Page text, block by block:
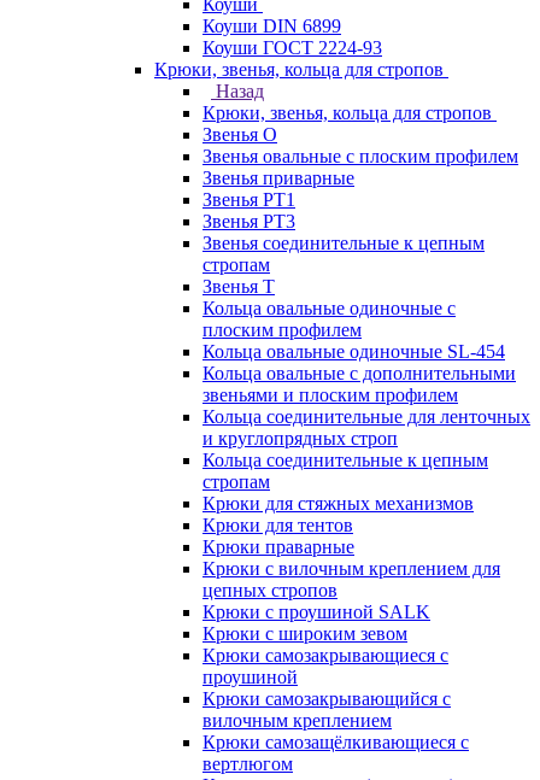
Коуши
Коуши DIN 6899
Коуши ГОСТ 2224-93
Крюки, звенья, кольца для стропов
Назад
Крюки, звенья, кольца для стропов
Звенья О
Звенья овальные с плоским профилем
Звенья приварные
Звенья РТ1
Звенья РТ3
Звенья соединительные к цепным
стропам
Звенья Т
Кольца овальные одиночные c
плоским профилем
Кольца овальные одиночные SL-454
Кольца овальные с дополнительными
звеньями и плоским профилем
Кольца соединительные для ленточных
и круглопрядных строп
Кольца соединительные к цепным
стропам
Крюки для стяжных механизмов
Крюки для тентов
Крюки праварные
Крюки с вилочным креплением для
цепных стропов
Крюки с проушиной SALK
Крюки с широким зевом
Крюки самозакрывающиеся с
проушиной
Крюки самозакрывающийся с
вилочным креплением
Крюки самозащёлкивающиеся с
вертлюгом